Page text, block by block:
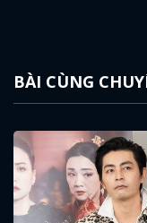
BÀI CÙNG